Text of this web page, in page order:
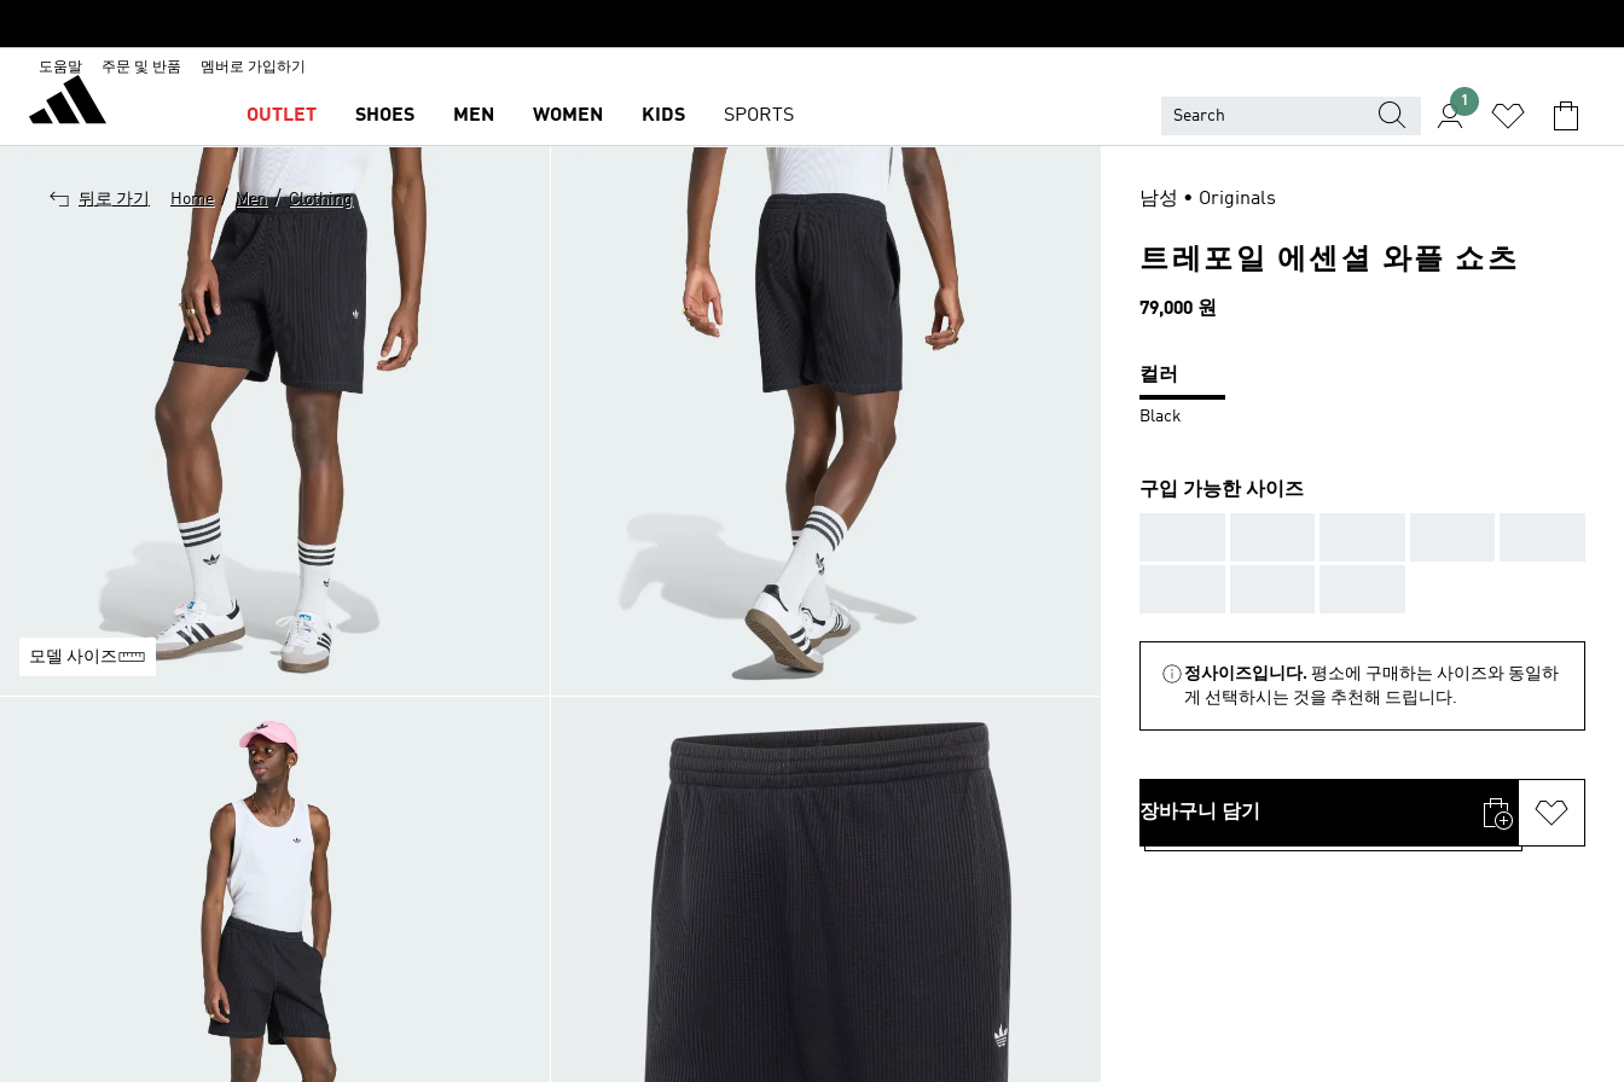
도움말 주문 및 반품 멤버로 가입하기
OUTLET SHOES MEN WOMEN KIDS SPORTS
1
뒤로 가기 Home / Men / Clothing
모델 사이즈
남성 • Originals
트레포일 에센셜 와플 쇼츠
가격
79,000 원
컬러
Black
구입 가능한 사이즈
정사이즈입니다. 평소에 구매하는 사이즈와 동일하
게 선택하시는 것을 추천해 드립니다.
장바구니 담기